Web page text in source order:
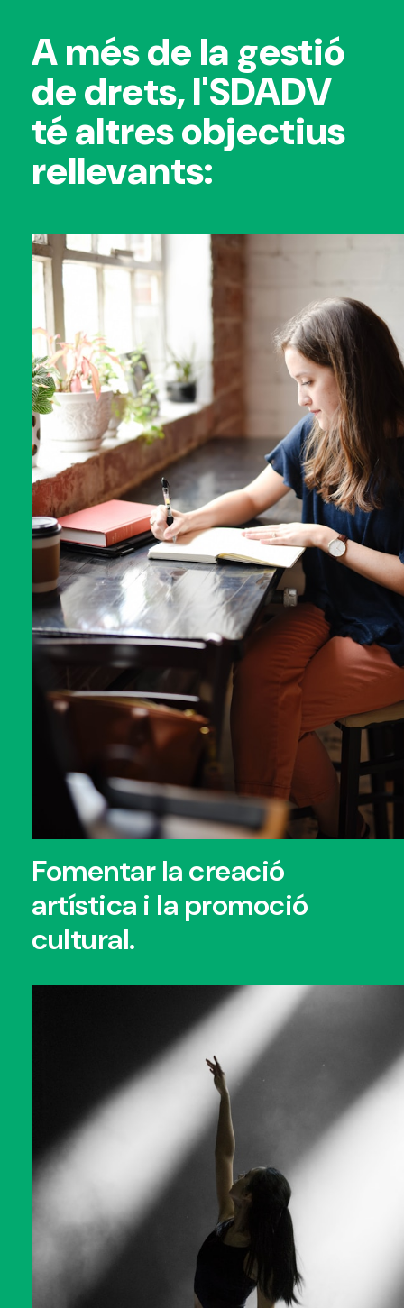
A més de la gestió
de drets, l'SDADV
té altres objectius
rellevants:
Fomentar la creació
artística i la promoció
cultural.